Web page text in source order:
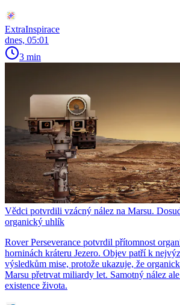
ExtraInspirace
dnes, 05:01
3 min
Vědci potvrdili vzácný nález na Marsu.
organický uhlík
Rover Perseverance potvrdil přítomnost
horninách kráteru Jezero. Objev patří k
výsledkům mise, protože ukazuje, že
Marsu přetrvat miliardy let. Samotný nález
existence života.